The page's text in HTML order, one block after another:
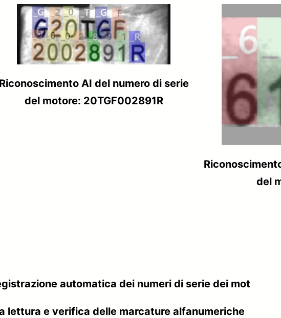
Riconoscimento AI del numero di serie
del motore: 20TGF002891R
del
automatica dei numeri di serie dei mot
lettura e verifica delle marcature alfanumeriche